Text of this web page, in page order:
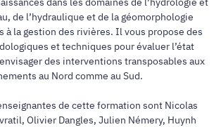
de l’hydraulique et de la géomorphologie
à la gestion des rivières. Il vous propose des
et techniques pour évaluer l’état
des interventions transposables aux
au Nord comme au Sud.
de cette formation sont Nicolas
Olivier Dangles, Julien Némery, Huynh